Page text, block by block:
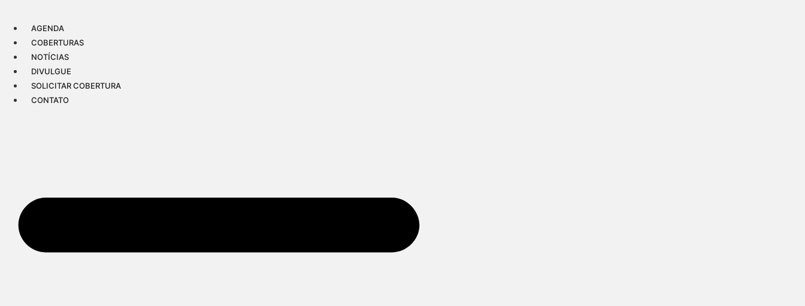
AGENDA
COBERTURAS
NOTÍCIAS
DIVULGUE
SOLICITAR COBERTURA
CONTATO